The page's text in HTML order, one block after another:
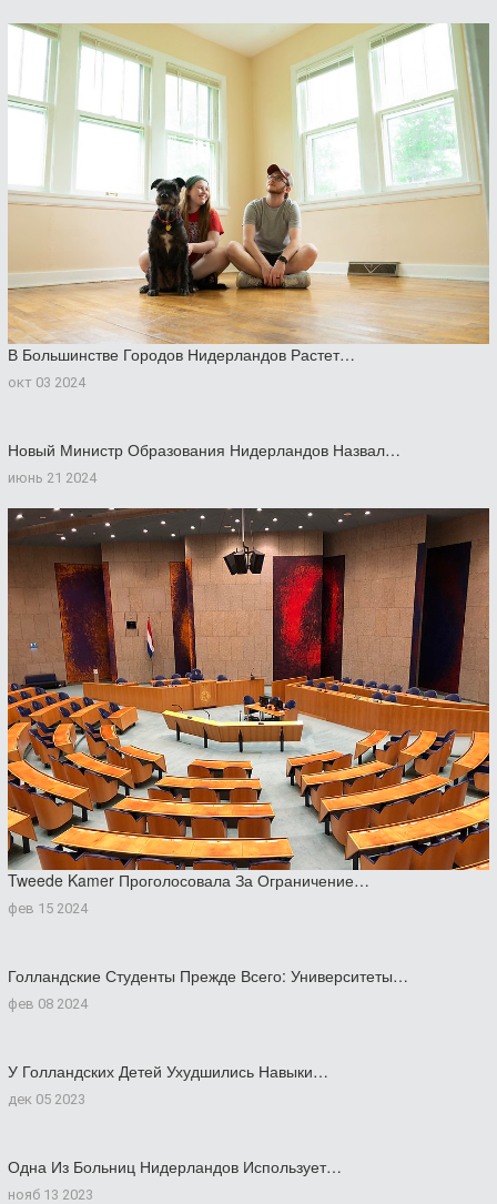
В Большинстве Городов Нидерландов Растет…
окт 03 2024
Новый Министр Образования Нидерландов Назвал…
июнь 21 2024
Tweede Kamer Проголосовала За Ограничение…
фев 15 2024
Голландские Студенты Прежде Всего: Университеты…
фев 08 2024
У Голландских Детей Ухудшились Навыки…
дек 05 2023
Одна Из Больниц Нидерландов Использует…
нояб 13 2023